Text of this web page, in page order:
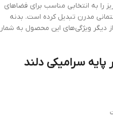
را به انتخابی مناسب برای فضاهای
مدرن تبدیل کرده است. بدنه
دیگر ویژگی‌های این محصول به شمار
پایه سرامیکی دلند